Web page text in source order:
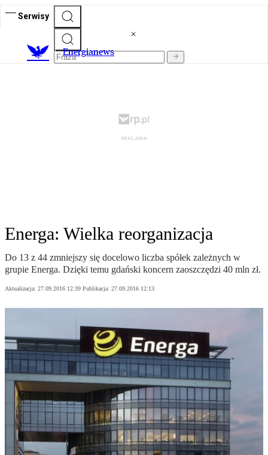
Serwisy
Energianews
Energa: Wielka reorganizacja
Do 13 z 44 zmniejszy się docelowo liczba spółek zależnych w
grupie Energa. Dzięki temu gdański koncern zaoszczędzi 40 mln zł.
Aktualizacja: 27.09.2016 12:39 Publikacja: 27.09.2016 12:13